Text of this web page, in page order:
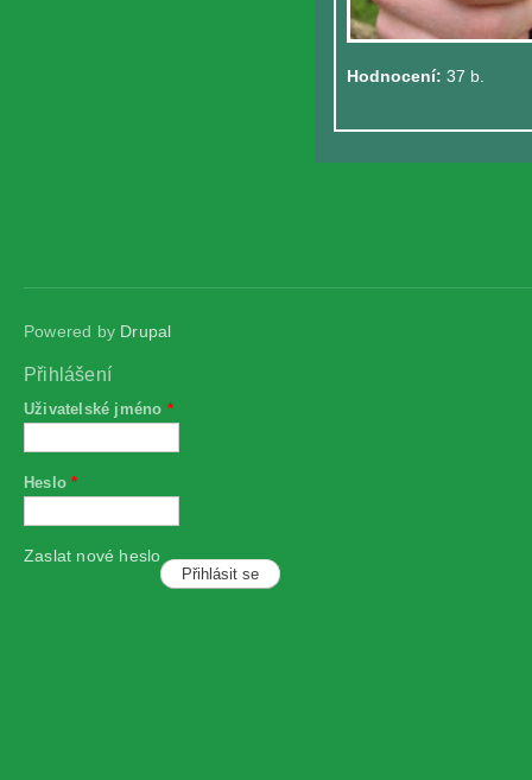
Hodnocení: 37 b.
Powered by Drupal
Přihlášení
Uživatelské jméno *
Heslo*
Zaslat nové heslo